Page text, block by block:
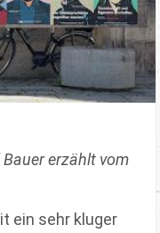
erzählt vom
ein sehr kluger